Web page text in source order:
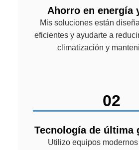
Ahorro en energía
Mis soluciones están
eficientes y ayudarte a
climatización y
02
Tecnología de última
Utilizo equipos